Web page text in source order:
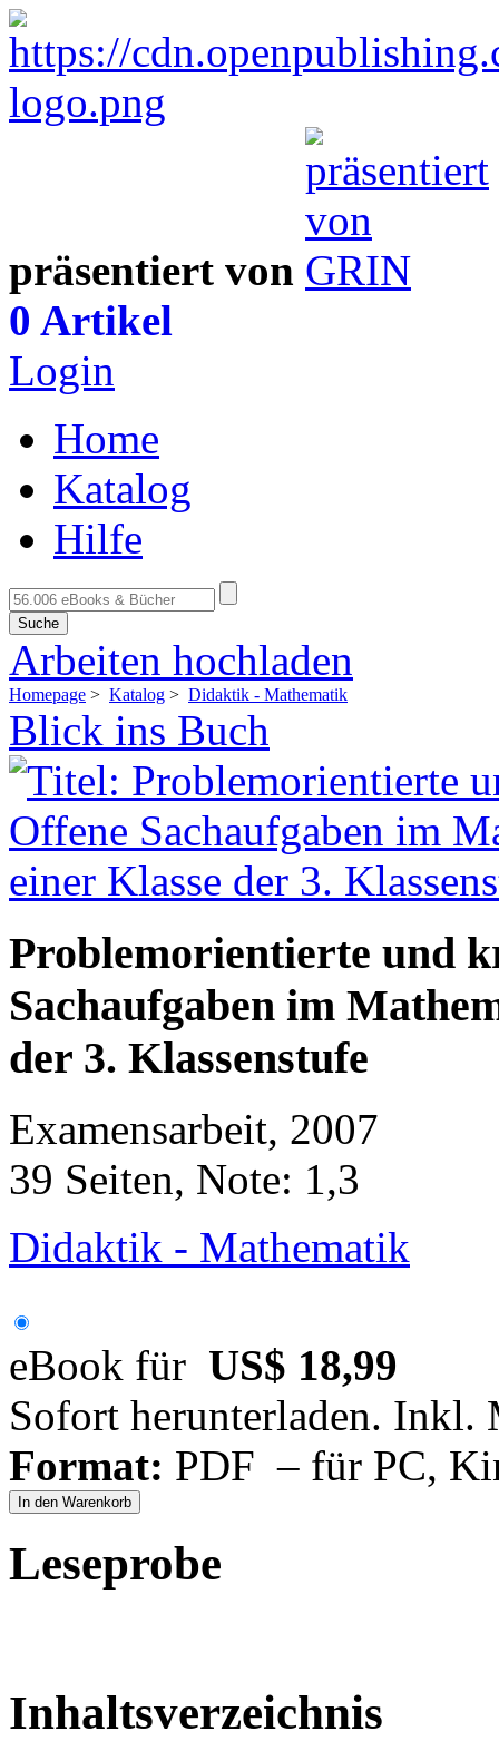
präsentiert von
0 Artikel
Login
Home
Katalog
Hilfe
Suche
Arbeiten hochladen
Homepage > Katalog > Didaktik - Mathematik
Blick ins Buch
Problemorientierte und
Sachaufgaben im
der 3. Klassenstufe
Examensarbeit, 2007
39 Seiten, Note: 1,3
Didaktik - Mathematik
eBook für US$ 18,99
Sofort herunterladen. Inkl.
Format: PDF – für PC,
In den Warenkorb
Leseprobe
Inhaltsverzeichnis